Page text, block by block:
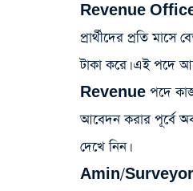
Revenue Officer
প্রার্থীদের প্রতি
টাকা করে। এই পদে
Revenue পদে কাজ
আবেদন করার পূর্বে
দেখে নিন।
Amin/Surveyor